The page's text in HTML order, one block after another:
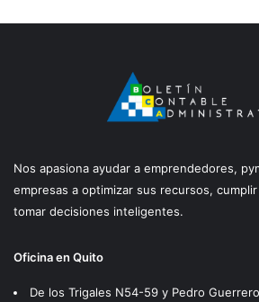
Nos apasiona ayudar a emprendedores,
empresas a optimizar sus recursos,
tomar decisiones inteligentes.
Oficina en Quito
De los Trigales N54-59 y Pedro